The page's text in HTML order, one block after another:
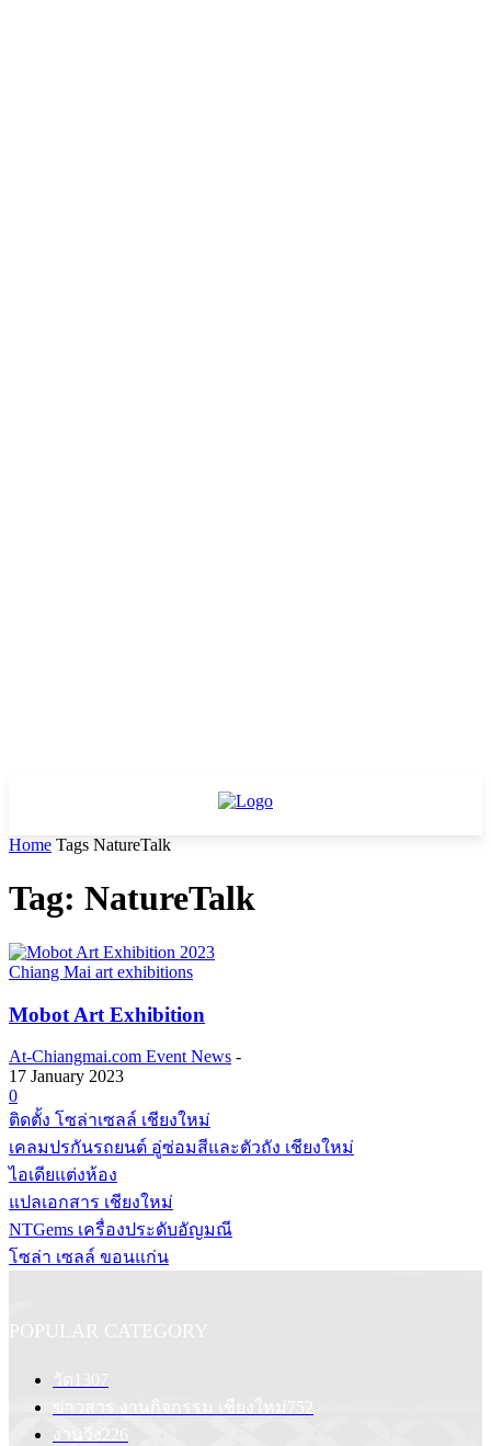
Home Tags NatureTalk
Tag: NatureTalk
Chiang Mai art exhibitions
Mobot Art Exhibition
At-Chiangmai.com Event News -
17 January 2023
0
ติดตั้ง โซล่าเซลล์ เชียงใหม่
เคลมปรกันรถยนต์ อู่ซ่อมสีและตัวถัง เชียงใหม่
ไอเดียแต่งห้อง
แปลเอกสาร เชียงใหม่
NTGems เครื่องประดับอัญมณี
โซล่า เซลล์ ขอนแก่น
POPULAR CATEGORY
วัด 1307
ข่าวสาร งานกิจกรรม เชียงใหม่ 752
งานวิ่ง
226